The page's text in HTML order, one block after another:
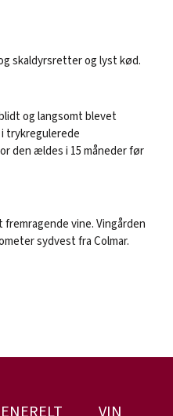
skaldyrsretter og lyst kød.
og langsomt blevet
trykregulerede
den ældes i 15 måneder før
vine. Vingården
sydvest fra Colmar.
og gamle
frembringer Jacques
- med fokus på høj